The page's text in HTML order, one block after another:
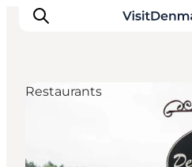
Regionen
Restaurants